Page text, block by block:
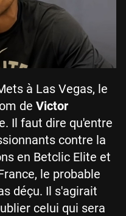
à Las Vegas, le
de Victor
Il faut dire qu'entre
contre la
en Betclic Elite et
le probable
déçu. Il s'agirait
celui qui sera